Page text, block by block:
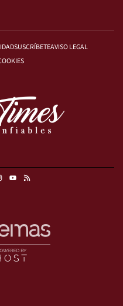
SUSCRÍBETEAVISO LEGAL
Instagram